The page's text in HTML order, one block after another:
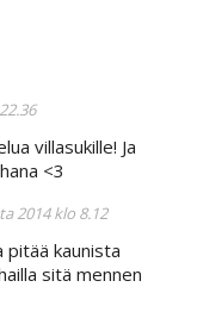
villasukille! Ja
<3
2014 klo 8.12
pitää kaunista
sitä mennen